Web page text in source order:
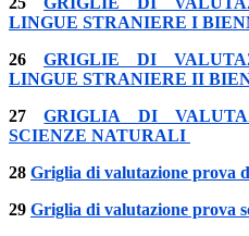
LINGUE STRANIERE I
26 GRIGLIE DI
LINGUE STRANIERE II
27GRIGLIA DI
SCIENZE NATURALI
28 Griglia di valutazione prova
29 Griglia di valutazione prova